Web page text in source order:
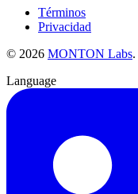
Términos
Privacidad
© 2026 MONTON Labs.
Language